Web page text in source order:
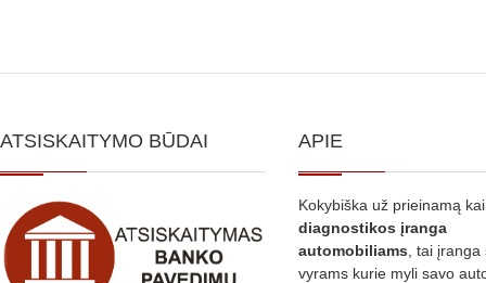
ATSISKAITYMO BŪDAI APIE
Kokybiška už prieinamą
diagnostikos įranga
automobiliams , tai
vyrams kurie myli savo